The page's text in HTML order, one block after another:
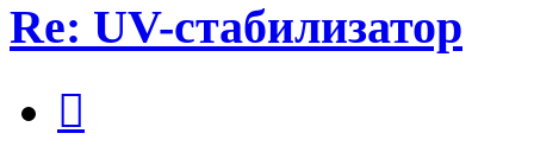
Re: UV-стабилизатор